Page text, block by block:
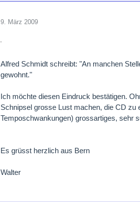
9. März 2009
Alfred Schmidt schreibt: "An manchen
gewohnt."
Ich möchte diesen Eindruck bestätigen.
Schnipsel grosse Lust machen, die CD zu
Temposchwankungen) grossartiges, sehr
Es grüsst herzlich aus Bern
Walter